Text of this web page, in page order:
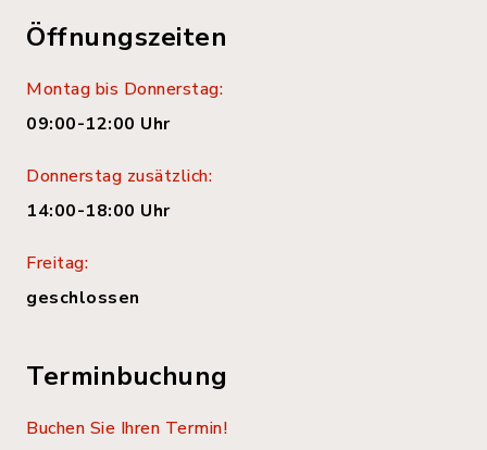
Öffnungszeiten
Montag bis Donnerstag:
09:00-12:00 Uhr
Donnerstag zusätzlich:
14:00-18:00 Uhr
Freitag:
geschlossen
Terminbuchung
Buchen Sie Ihren Termin!